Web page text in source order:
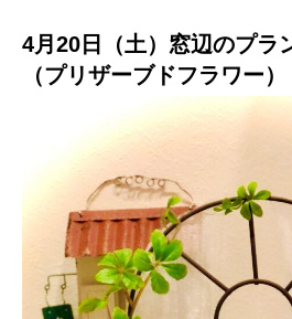
4月20日（土）窓辺のプラ
（プリザーブドフラワー）